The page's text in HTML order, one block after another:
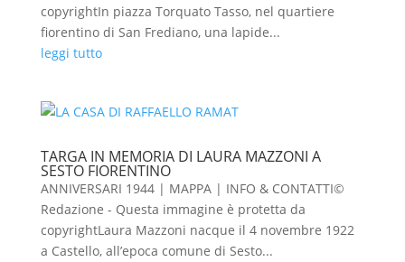
copyrightIn piazza Torquato Tasso, nel quartiere
fiorentino di San Frediano, una lapide...
leggi tutto
TARGA IN MEMORIA DI LAURA MAZZONI A
SESTO FIORENTINO
ANNIVERSARI 1944 | MAPPA | INFO & CONTATTI©
Redazione - Questa immagine è protetta da
copyrightLaura Mazzoni nacque il 4 novembre 1922
a Castello, all’epoca comune di Sesto...